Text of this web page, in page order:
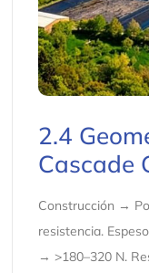
2.4
Cascade
Construcción →
resistencia.
→ >180–320 N.